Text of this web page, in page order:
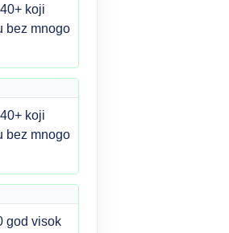
koji
bez mnogo
koji
bez mnogo
god visok